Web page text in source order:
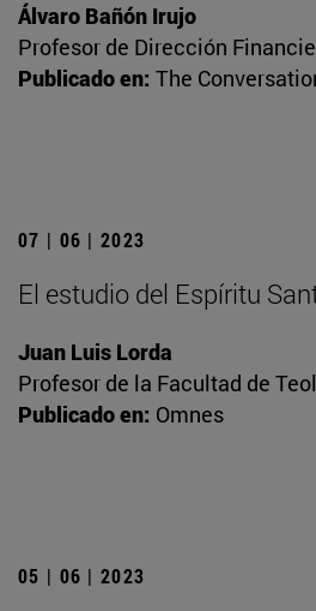
Álvaro Bañón Irujo
Profesor de Dirección
Publicado en: The
07 | 06 | 2023
El estudio del Espíritu
Juan Luis Lorda
Profesor de la Facultad de
Publicado en: Omnes
05 | 06 | 2023